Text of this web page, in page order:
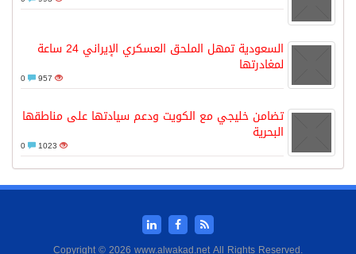
السعودية تمهل الملحق العسكري الإيراني 24 ساعة
لمغادرتها
957
تضامن خليجي مع الكويت ودعم سيادتها على مناطقها
البحرية
1023
Copyright © 2026 www.alwakad.net All Rights Reserved.